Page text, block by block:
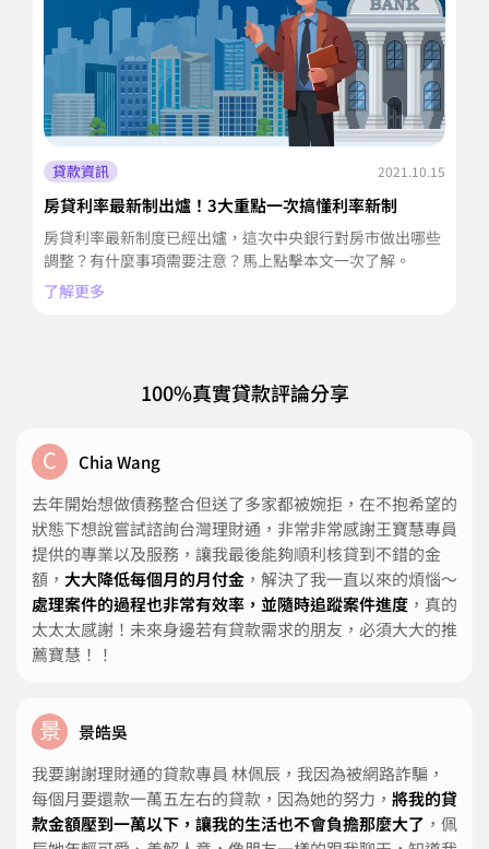
貸款資訊 2021.10.15
房貸利率最新制出爐！3大重點一次搞懂利率新制
房貸利率最新制度已經出爐，這次中央銀行對房市做出哪些
調整？有什麼事項需要注意？馬上點擊本文一次了解。
了解更多
100%真實貸款評論分享
C
Chia Wang
去年開始想做債務整合但送了多家都被婉拒，在不抱希望的
狀態下想說嘗試諮詢台灣理財通，非常非常感謝王寶慧專員
提供的專業以及服務，讓我最後能夠順利核貸到不錯的金
額， 大大降低每個月的月付金 ，解決了我一直以來的煩惱～
處理案件的過程也非常有效率，並隨時追蹤案件進度 ，真的
太太太感謝！未來身邊若有貸款需求的朋友，必須大大的推
薦寶慧！！
景
景皓吳
我要謝謝理財通的貸款專員 林佩辰，我因為被網路詐騙，
每個月要還款一萬五左右的貸款，因為她的努力， 將我的貸
款金額壓到一萬以下，讓我的生活也不會負擔那麼大了 ，佩